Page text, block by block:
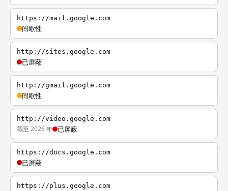
https://mail.google.com
间歇性
http://sites.google.com
已屏蔽
http://gmail.google.com
间歇性
http://video.google.com
截至 2026 年 已屏蔽
https://docs.google.com
已屏蔽
https://plus.google.com